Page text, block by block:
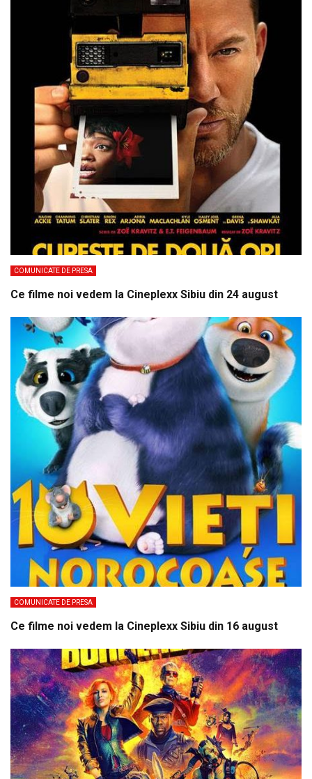
COMUNICATE DE PRESA
Ce filme noi vedem la Cineplexx Sibiu din 24 august
COMUNICATE DE PRESA
Ce filme noi vedem la Cineplexx Sibiu din 16 august